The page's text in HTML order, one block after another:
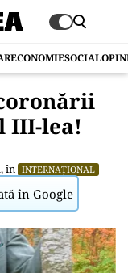
ECONOMIESOCIAL
III-lea!
, în INTERNAȚIONAL
în Google